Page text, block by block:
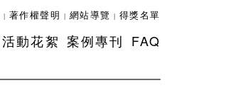
| 著作權聲明 | 網站導覽 | 得獎名單
活動花絮 案例專刊 FAQ